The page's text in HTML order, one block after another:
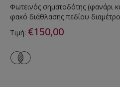
Φωτεινός σηματοδότης (φανάρι
φακό διάθλασης πεδίου
Τιμή: €150,00